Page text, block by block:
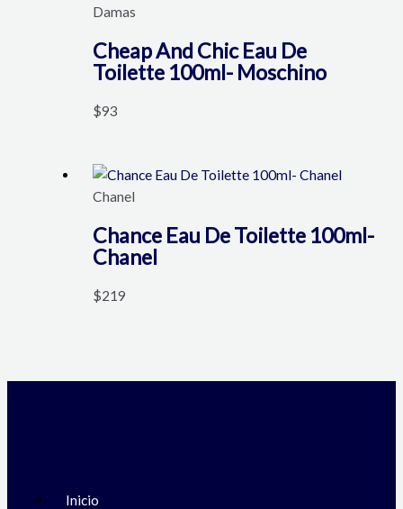
Damas
Cheap And Chic Eau De
Toilette 100ml- Moschino
$93
Chanel
Chance Eau De Toilette 100ml-
Chanel
$219
Inicio